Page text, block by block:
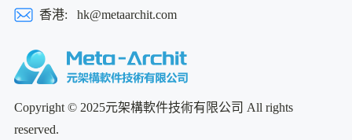
香港: hk@metaarchit.com
Copyright © 2025元架構軟件技術有限公司 All rights
reserved.